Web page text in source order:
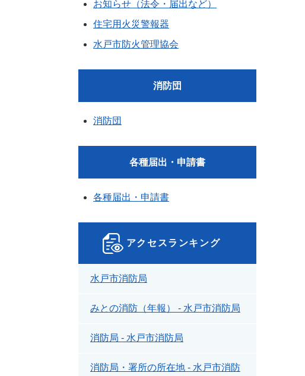
お知らせ（法令・届出など）
住宅用火災警報器
水戸市防火管理協会
消防団
消防団
各種届出・申請書
各種届出・申請書
アクセスランキング
水戸市消防局
みとの消防（年報） - 水戸市消防局
消防局 - 水戸市消防局
消防局・署所の所在地 - 水戸市消防